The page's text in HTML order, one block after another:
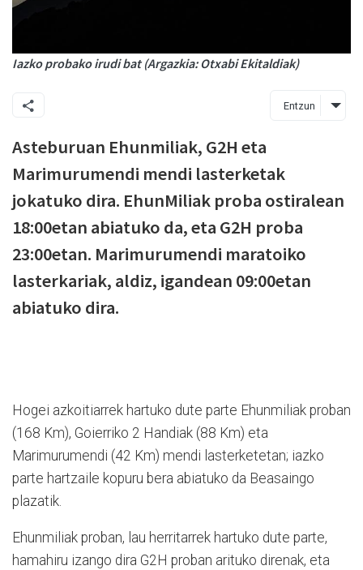
Iazko probako irudi bat (Argazkia: Otxabi Ekitaldiak)
Entzun
Asteburuan Ehunmiliak, G2H eta
Marimurumendi mendi lasterketak
jokatuko dira. EhunMiliak proba ostiralean
18:00etan abiatuko da, eta G2H proba
23:00etan. Marimurumendi maratoiko
lasterkariak, aldiz, igandean 09:00etan
abiatuko dira.
Hogei azkoitiarrek hartuko dute parte Ehunmiliak proban
(168 Km), Goierriko 2 Handiak (88 Km) eta
Marimurumendi (42 Km) mendi lasterketetan; iazko
parte hartzaile kopuru bera abiatuko da Beasaingo
plazatik.
Ehunmiliak proban, lau herritarrek hartuko dute parte,
hamahiru izango dira G2H proban arituko direnak, eta